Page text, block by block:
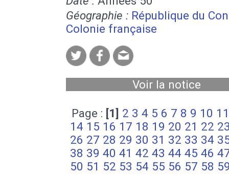
Géographie : République du
Colonie française
Voir la notice
Page : [1] 2 3 4 5 6 7 8 9 10 11
14 15 16 17 18 19 20 21 22
26 27 28 29 30 31 32 33 34
38 39 40 41 42 43 44 45 46
50 51 52 53 54 55 56 57 58